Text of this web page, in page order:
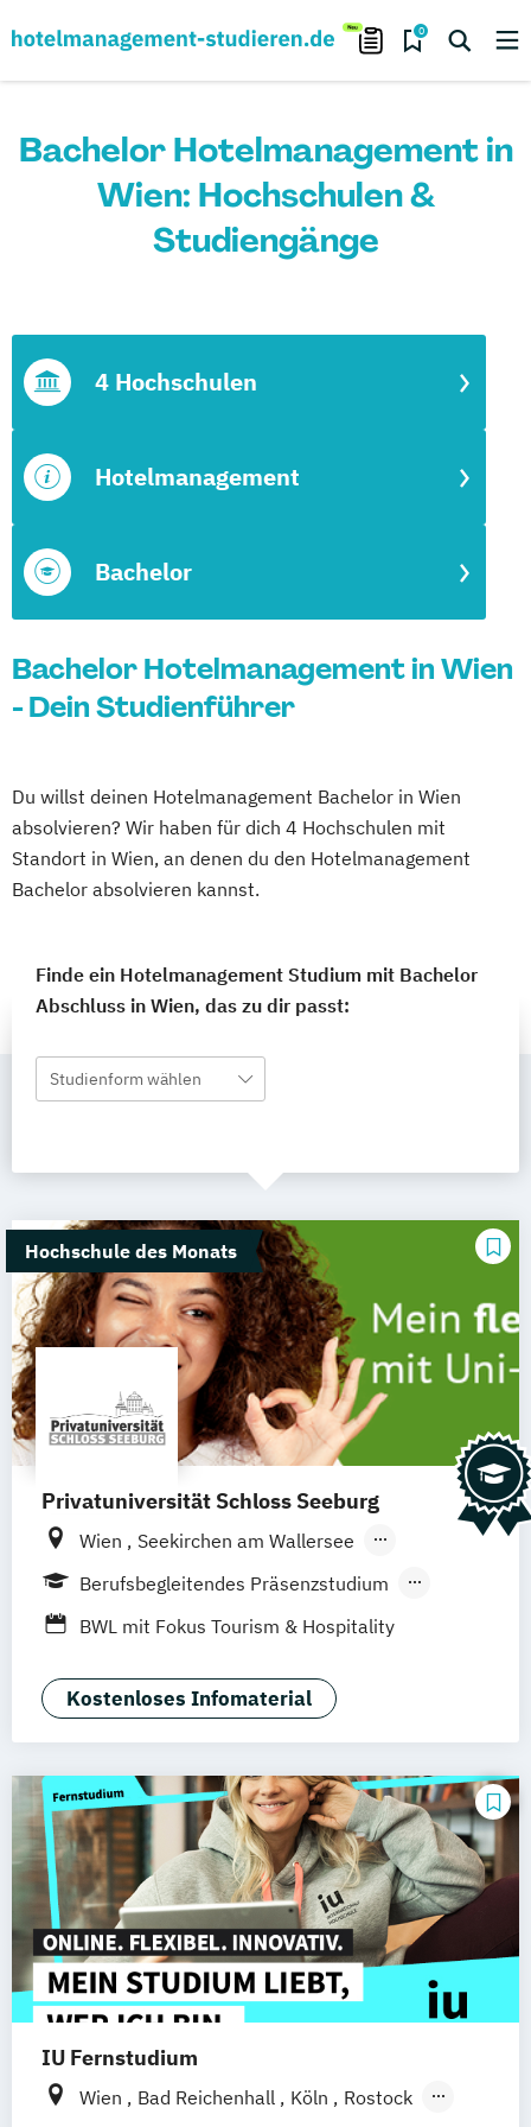
0
Bachelor Hotelmanagement in
Wien: Hochschulen &
Studiengänge
Bachelor
Hotelmanagement
4 Hochschulen
Bachelor Hotelmanagement in Wien
- Dein Studienführer
Du willst deinen Hotelmanagement Bachelor in Wien
absolvieren? Wir haben für dich 4 Hochschulen mit
Standort in Wien, an denen du den Hotelmanagement
Bachelor absolvieren kannst.
Finde ein Hotelmanagement Studium mit Bachelor
Abschluss in Wien, das zu dir passt:
Studienform wählen
Hochschule des Monats
Privatuniversität Schloss Seeburg
Wien
Seekirchen am Wallersee
Innsbruck Graz Linz Südtirol
Berufsbegleitendes Präsenzstudium
Duales Studium
Vollzeit
BWL mit Fokus Tourism & Hospitality
Kostenloses Infomaterial
IU Fernstudium
Wien Bad Reichenhall Köln
Rostock